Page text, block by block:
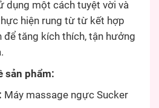
dụng một cách tuyệt vời và
hiện rung từ từ kết hợp
tăng kích thích, tận hưởng
sản phẩm:
Máy massage ngực Sucker